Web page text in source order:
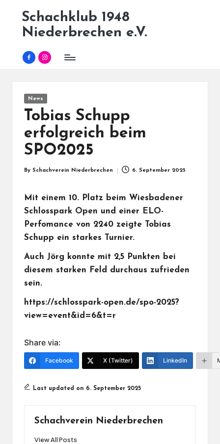
Schachklub 1948
Niederbrechen e.V.
Facebook
Instagram
Posted
News
Tobias Schupp
erfolgreich beim
SPO2025
By Schachverein Niederbrechen 6. September 2025
Mit einem 10. Platz beim Wiesbadener
Schlosspark Open und einer ELO-
Perfomance von 2240 zeigte Tobias
Schupp ein starkes Turnier.
Auch Jörg konnte mit 2,5 Punkten bei
diesem starken Feld durchaus zufrieden
sein.
https://schlosspark-open.de/spo-2025?
view=event&id=6&t=r
Share via:
Facebook X (Twitter) LinkedIn
Last updated on 6. September 2025
Schachverein Niederbrechen
View All Posts